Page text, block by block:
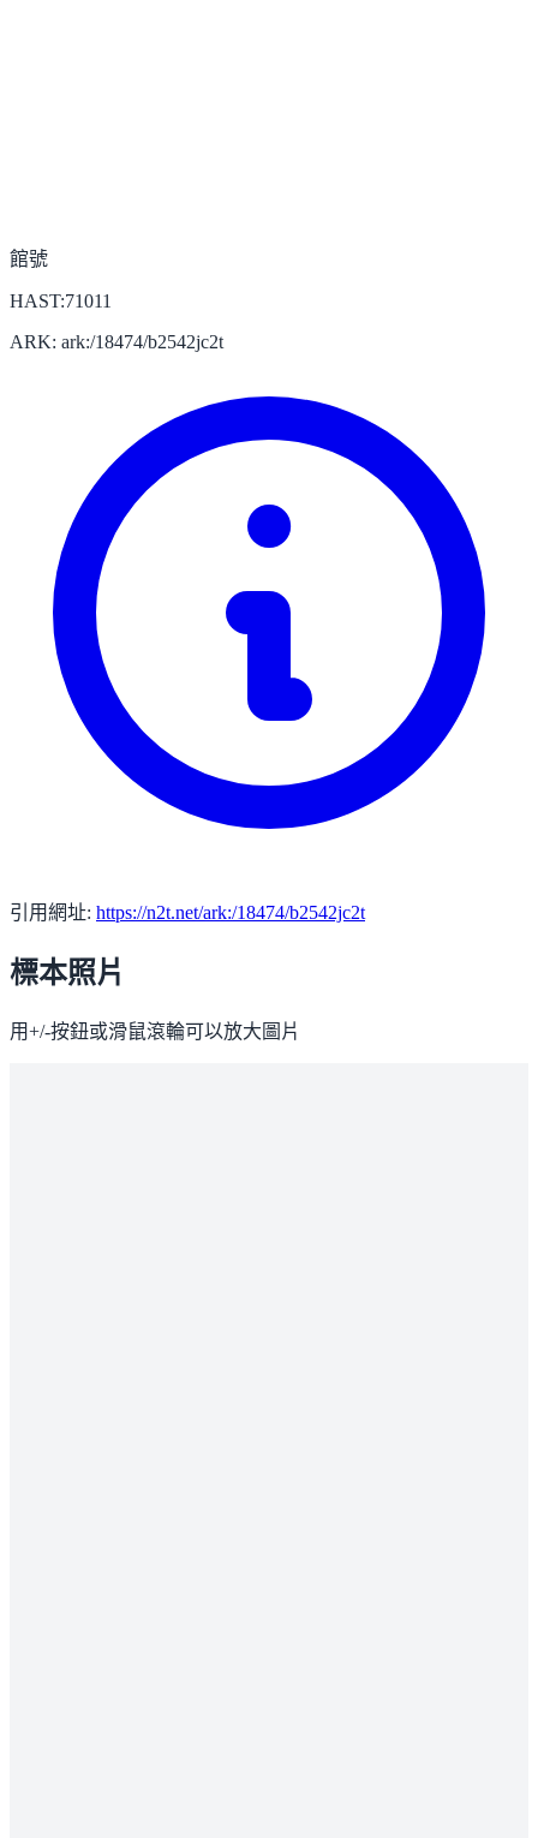
館號
HAST:71011
ARK: ark:/18474/b2542jc2t
引用網址: https://n2t.net/ark:/18474/b2542jc2t
標本照片
用+/-按鈕或滑鼠滾輪可以放大圖片